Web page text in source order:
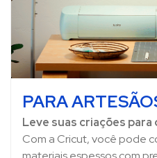
PARA
Leve suas criações para
Com a Cricut, você pode